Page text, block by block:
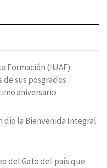
Formación (IUAF)
sus posgrados
aniversario
dio la Bienvenida Integral
del Gato del país que